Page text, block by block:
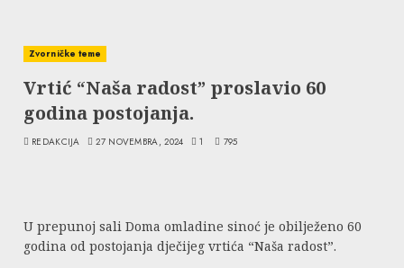
Zvorničke teme
Vrtić “Naša radost” proslavio 60
godina postojanja.
REDAKCIJA 27 NOVEMBRA, 2024 1 795
U prepunoj sali Doma omladine sinoć je obilježeno 60
godina od postojanja dječijeg vrtića “Naša radost”.